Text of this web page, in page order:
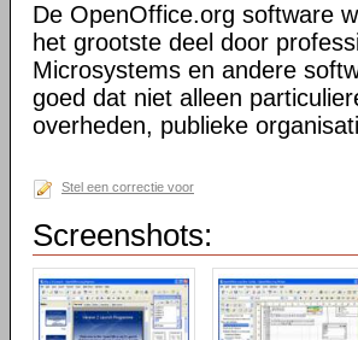
De OpenOffice.org software
het grootste deel door
Microsystems en andere
goed dat niet alleen
overheden, publieke
Stel een correctie voor
Screenshots: